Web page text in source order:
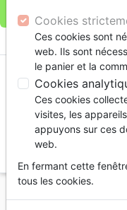
Accueil Livres
Cookies
Ces cookies sont
web. Ils sont
le panier et la
Cookies
Ces cookies
visites, les
appuyons sur ces
web.
En fermant cette
tous les cookies.